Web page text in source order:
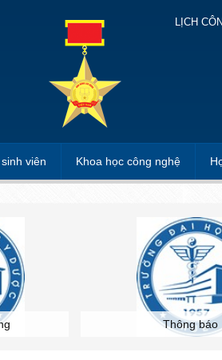
LỊCH
viên Khoa học công nghệ
Thông báo